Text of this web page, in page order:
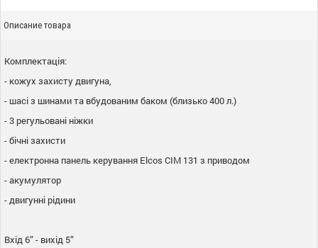
Описание товара
Комплектація:
- кожух захисту двигуна,
- шасі з шинами та вбудованим баком (близько 400 л.)
- 3 регульовані ніжки
- бічні захисти
- електронна панель керування Elcos CIM 131 з приводом
- акумулятор
- двигунні рідини
Вхід 6” - вихід 5”